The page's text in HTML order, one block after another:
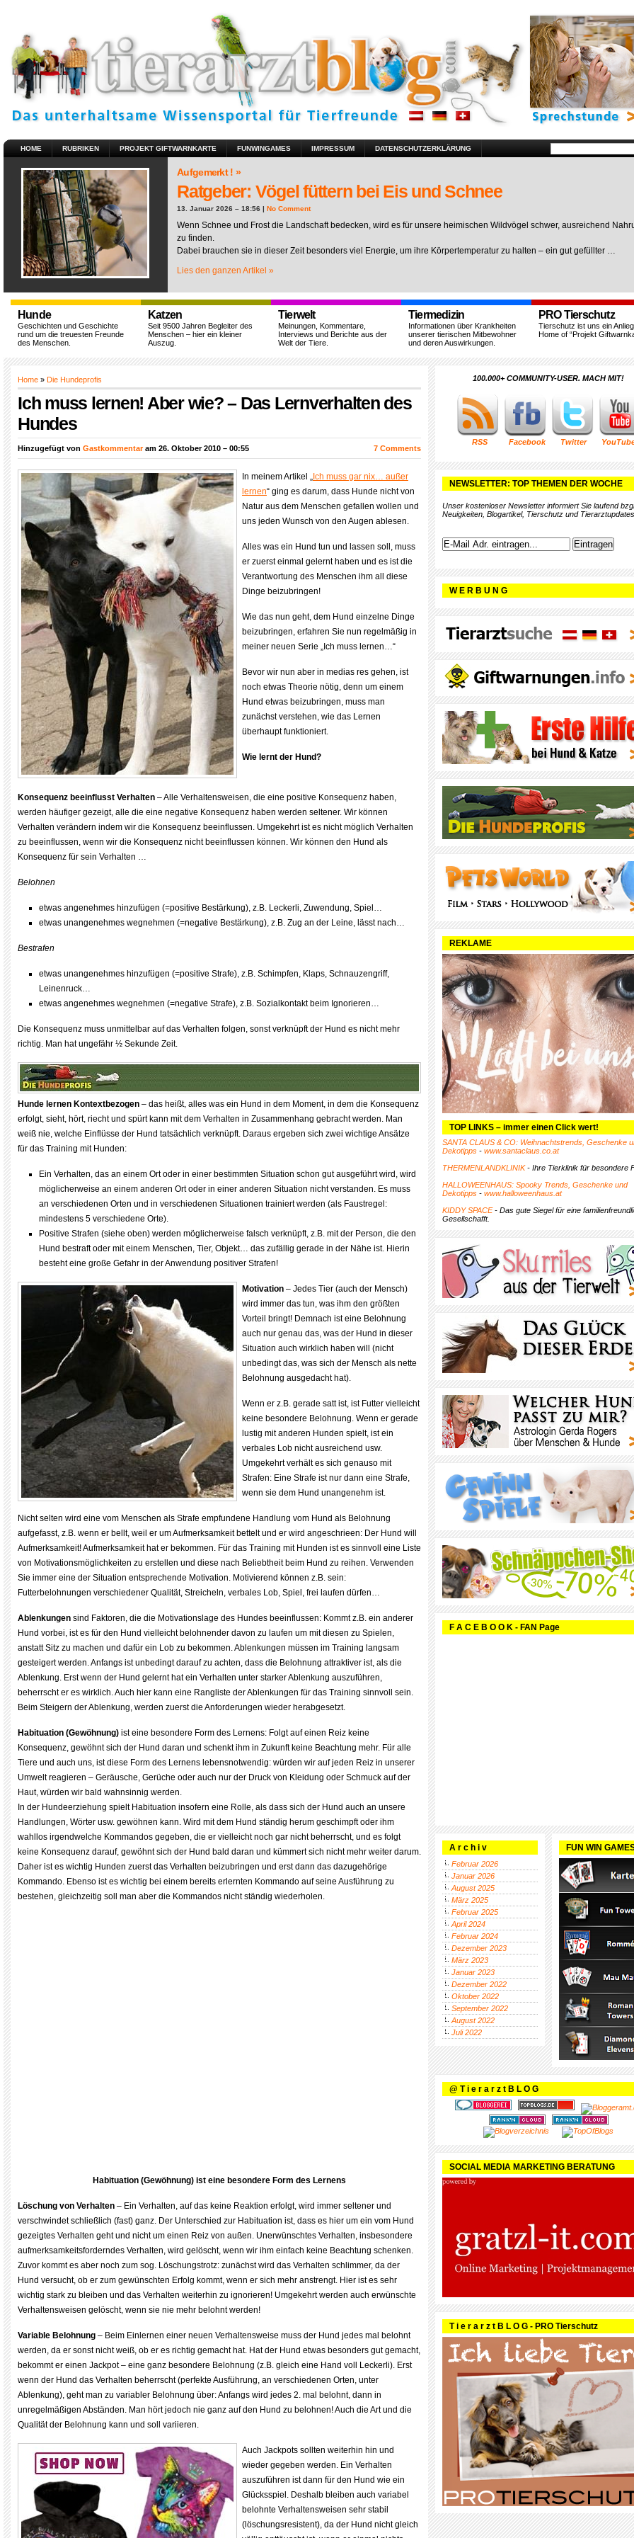
HOME RUBRIKEN PROJEKT GIFTWARNKARTE FUNWINGAMES IMPRESSUM DATENSCHUTZERKLÄRUNG
Aufgemerkt ! »
Ratgeber: Vögel füttern bei Eis und Schnee
13. Januar 2026 – 18:56 | No Comment
Wenn Schnee und Frost die Landschaft bedecken, wird es für unsere heimischen Wildvögel schwer, ausreichend
zu finden.
Dabei brauchen sie in dieser Zeit besonders viel Energie, um ihre Körpertemperatur zu halten – ein gut gefüllter …
Lies den ganzen Artikel »
Hunde
Geschichten und Geschichte
rund um die treuesten Freunde
des Menschen.
Katzen
Seit 9500 Jahren Begleiter des
Menschen – hier ein kleiner
Auszug.
Tierwelt
Meinungen, Kommentare,
Interviews und Berichte aus der
Welt der Tiere.
Tiermedizin
Informationen über Krankheiten
unserer tierischen Mitbewohner
und deren Auswirkungen.
PRO Tierschutz
Tierschutz ist uns ein
Home of “Projekt
Home » Die Hundeprofis
Ich muss lernen! Aber wie? – Das Lernverhalten des
Hundes
Hinzugefügt von Gastkommentaram 26. Oktober 2010 – 00:55 7 Comments
In meinem Artikel „ Ich muss gar nix… außer
lernen“ ging es darum, dass Hunde nicht von
Natur aus dem Menschen gefallen wollen und
uns jeden Wunsch von den Augen ablesen.
Alles was ein Hund tun und lassen soll, muss
er zuerst einmal gelernt haben und es ist die
Verantwortung des Menschen ihm all diese
Dinge beizubringen!
Wie das nun geht, dem Hund einzelne Dinge
beizubringen, erfahren Sie nun regelmäßig in
meiner neuen Serie „Ich muss lernen…“
Bevor wir nun aber in medias res gehen, ist
noch etwas Theorie nötig, denn um einem
Hund etwas beizubringen, muss man
zunächst verstehen, wie das Lernen
überhaupt funktioniert.
Wie lernt der Hund?
Konsequenz beeinflusst Verhalten – Alle Verhaltensweisen, die eine positive Konsequenz haben,
werden häufiger gezeigt, alle die eine negative Konsequenz haben werden seltener. Wir können
Verhalten verändern indem wir die Konsequenz beeinflussen. Umgekehrt ist es nicht möglich Verhalten
zu beeinflussen, wenn wir die Konsequenz nicht beeinflussen können. Wir können den Hund als
Konsequenz für sein Verhalten …
Belohnen
etwas angenehmes hinzufügen (=positive Bestärkung), z.B. Leckerli, Zuwendung, Spiel…
etwas unangenehmes wegnehmen (=negative Bestärkung), z.B. Zug an der Leine, lässt nach…
Bestrafen
etwas unangenehmes hinzufügen (=positive Strafe), z.B. Schimpfen, Klaps, Schnauzengriff,
Leinenruck…
etwas angenehmes wegnehmen (=negative Strafe), z.B. Sozialkontakt beim Ignorieren…
Die Konsequenz muss unmittelbar auf das Verhalten folgen, sonst verknüpft der Hund es nicht mehr
richtig. Man hat ungefähr ½ Sekunde Zeit.
Hunde lernen Kontextbezogen – das heißt, alles was ein Hund in dem Moment, in dem die Konsequenz
erfolgt, sieht, hört, riecht und spürt kann mit dem Verhalten in Zusammenhang gebracht werden. Man
weiß nie, welche Einflüsse der Hund tatsächlich verknüpft. Daraus ergeben sich zwei wichtige Ansätze
für das Training mit Hunden:
Ein Verhalten, das an einem Ort oder in einer bestimmten Situation schon gut ausgeführt wird, wird
möglicherweise an einem anderen Ort oder in einer anderen Situation nicht verstanden. Es muss
an verschiedenen Orten und in verschiedenen Situationen trainiert werden (als Faustregel:
mindestens 5 verschiedene Orte).
Positive Strafen (siehe oben) werden möglicherweise falsch verknüpft, z.B. mit der Person, die den
Hund bestraft oder mit einem Menschen, Tier, Objekt… das zufällig gerade in der Nähe ist. Hierin
besteht eine große Gefahr in der Anwendung positiver Strafen!
Motivation – Jedes Tier (auch der Mensch)
wird immer das tun, was ihm den größten
Vorteil bringt! Demnach ist eine Belohnung
auch nur genau das, was der Hund in dieser
Situation auch wirklich haben will (nicht
unbedingt das, was sich der Mensch als nette
Belohnung ausgedacht hat).
Wenn er z.B. gerade satt ist, ist Futter vielleicht
keine besondere Belohnung. Wenn er gerade
lustig mit anderen Hunden spielt, ist ein
verbales Lob nicht ausreichend usw.
Umgekehrt verhält es sich genauso mit
Strafen: Eine Strafe ist nur dann eine Strafe,
wenn sie dem Hund unangenehm ist.
Nicht selten wird eine vom Menschen als Strafe empfundene Handlung vom Hund als Belohnung
aufgefasst, z.B. wenn er bellt, weil er um Aufmerksamkeit bettelt und er wird angeschrieen: Der Hund will
Aufmerksamkeit! Aufmerksamkeit hat er bekommen. Für das Training mit Hunden ist es sinnvoll eine Liste
von Motivationsmöglichkeiten zu erstellen und diese nach Beliebtheit beim Hund zu reihen. Verwenden
Sie immer eine der Situation entsprechende Motivation. Motivierend können z.B. sein:
Futterbelohnungen verschiedener Qualität, Streicheln, verbales Lob, Spiel, frei laufen dürfen…
Ablenkungen sind Faktoren, die die Motivationslage des Hundes beeinflussen: Kommt z.B. ein anderer
Hund vorbei, ist es für den Hund vielleicht belohnender davon zu laufen um mit diesen zu Spielen,
anstatt Sitz zu machen und dafür ein Lob zu bekommen. Ablenkungen müssen im Training langsam
gesteigert werden. Anfangs ist unbedingt darauf zu achten, dass die Belohnung attraktiver ist, als die
Ablenkung. Erst wenn der Hund gelernt hat ein Verhalten unter starker Ablenkung auszuführen,
beherrscht er es wirklich. Auch hier kann eine Rangliste der Ablenkungen für das Training sinnvoll sein.
Beim Steigern der Ablenkung, werden zuerst die Anforderungen wieder herabgesetzt.
Habituation (Gewöhnung) ist eine besondere Form des Lernens: Folgt auf einen Reiz keine
Konsequenz, gewöhnt sich der Hund daran und schenkt ihm in Zukunft keine Beachtung mehr. Für alle
Tiere und auch uns, ist diese Form des Lernens lebensnotwendig: würden wir auf jeden Reiz in unserer
Umwelt reagieren – Geräusche, Gerüche oder auch nur der Druck von Kleidung oder Schmuck auf der
Haut, würden wir bald wahnsinnig werden.
In der Hundeerziehung spielt Habituation insofern eine Rolle, als dass sich der Hund auch an unsere
Handlungen, Wörter usw. gewöhnen kann. Wird mit dem Hund ständig herum geschimpft oder ihm
wahllos irgendwelche Kommandos gegeben, die er vielleicht noch gar nicht beherrscht, und es folgt
keine Konsequenz darauf, gewöhnt sich der Hund bald daran und kümmert sich nicht mehr weiter darum.
Daher ist es wichtig Hunden zuerst das Verhalten beizubringen und erst dann das dazugehörige
Kommando. Ebenso ist es wichtig bei einem bereits erlernten Kommando auf seine Ausführung zu
bestehen, gleichzeitig soll man aber die Kommandos nicht ständig wiederholen.
Habituation (Gewöhnung) ist eine besondere Form des Lernens
Löschung von Verhalten – Ein Verhalten, auf das keine Reaktion erfolgt, wird immer seltener und
verschwindet schließlich (fast) ganz. Der Unterschied zur Habituation ist, dass es hier um ein vom Hund
gezeigtes Verhalten geht und nicht um einen Reiz von außen. Unerwünschtes Verhalten, insbesondere
aufmerksamkeitsforderndes Verhalten, wird gelöscht, wenn wir ihm einfach keine Beachtung schenken.
Zuvor kommt es aber noch zum sog. Löschungstrotz: zunächst wird das Verhalten schlimmer, da der
Hund versucht, ob er zum gewünschten Erfolg kommt, wenn er sich mehr anstrengt. Hier ist es sehr
wichtig stark zu bleiben und das Verhalten weiterhin zu ignorieren! Umgekehrt werden auch erwünschte
Verhaltensweisen gelöscht, wenn sie nie mehr belohnt werden!
Variable Belohnung – Beim Einlernen einer neuen Verhaltensweise muss der Hund jedes mal belohnt
werden, da er sonst nicht weiß, ob er es richtig gemacht hat. Hat der Hund etwas besonders gut gemacht,
bekommt er einen Jackpot – eine ganz besondere Belohnung (z.B. gleich eine Hand voll Leckerli). Erst
wenn der Hund das Verhalten beherrscht (perfekte Ausführung, an verschiedenen Orten, unter
Ablenkung), geht man zu variabler Belohnung über: Anfangs wird jedes 2. mal belohnt, dann in
unregelmäßigen Abständen. Man hört jedoch nie ganz auf den Hund zu belohnen! Auch die Art und die
Qualität der Belohnung kann und soll variieren.
Auch Jackpots sollten weiterhin hin und
wieder gegeben werden. Ein Verhalten
auszuführen ist dann für den Hund wie ein
Glücksspiel. Deshalb bleiben auch variabel
belohnte Verhaltensweisen sehr stabil
(löschungsresistent), da der Hund nicht gleich
100.000+ COMMUNITY-USER. MACH MIT!
RSS Facebook Twitter
NEWSLETTER: TOP THEMEN DER WOCHE
Unser kostenloser Newsletter informiert Sie laufend
Neuigkeiten, Blogartikel, Tierschutz und
W E R B U N G
REKLAME
TOP LINKS – immer einen Click wert!
SANTA CLAUS & CO: Weihnachtstrends, Geschenke
Dekotipps - www.santaclaus.co.at
THERMENLANDKLINIK- Ihre Tierklinik für besondere
HALLOWEENHAUS: Spooky Trends, Geschenke und
Dekotipps - www.halloweenhaus.at
KIDDY SPACE- Das gute Siegel für eine
Gesellschafft.
F A C E B O O K - FAN Page
A r c h i v
Februar 2026
Januar 2026
August 2025
März 2025
Februar 2025
April 2024
Februar 2024
Dezember 2023
März 2023
Januar 2023
Dezember 2022
Oktober 2022
September 2022
August 2022
Juli 2022
FUN WIN
@ T i e r a r z t B L O G
SOCIAL MEDIA MARKETING BERATUNG
T i e r a r z t B L O G - PRO Tierschutz